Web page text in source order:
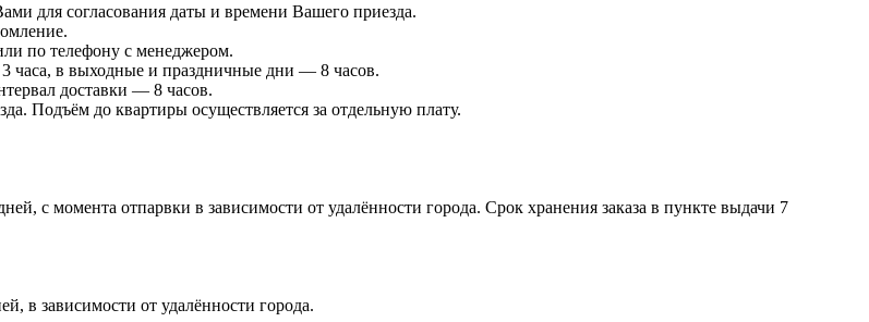
для согласования даты и времени Вашего приезда.
по телефону с менеджером.
часа, в выходные и праздничные дни — 8 часов.
доставки — 8 часов.
Подъём до квартиры осуществляется за отдельную плату.
с момента отпарвки в зависимости от удалённости города. Срок хранения заказа в пункте выдачи 7
в зависимости от удалённости города.